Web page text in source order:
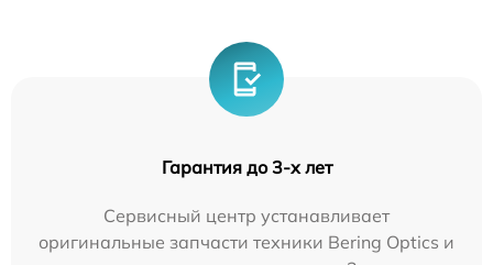
Гарантия до 3-х лет
Сервисный центр устанавливает
оригинальные запчасти техники Bering Optics и